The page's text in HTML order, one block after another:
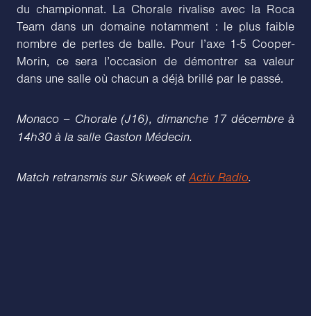
du championnat. La Chorale rivalise avec la Roca
Team dans un domaine notamment : le plus faible
nombre de pertes de balle. Pour l’axe 1-5 Cooper-
Morin, ce sera l’occasion de démontrer sa valeur
dans une salle où chacun a déjà brillé par le passé.
Monaco – Chorale (J16), dimanche 17 décembre à
14h30 à la salle Gaston Médecin.
Match retransmis sur Skweek etActiv Radio.